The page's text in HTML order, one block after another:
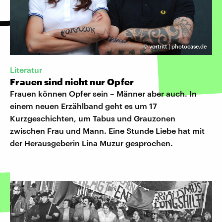
©vortritt | photocase.de
Literatur
Frauen sind nicht nur Opfer
Frauen können Opfer sein – Männer aber auch. In
einem neuen Erzählband geht es um 17
Kurzgeschichten, um Tabus und Grauzonen
zwischen Frau und Mann. Eine Stunde Liebe hat mit
der Herausgeberin Lina Muzur gesprochen.